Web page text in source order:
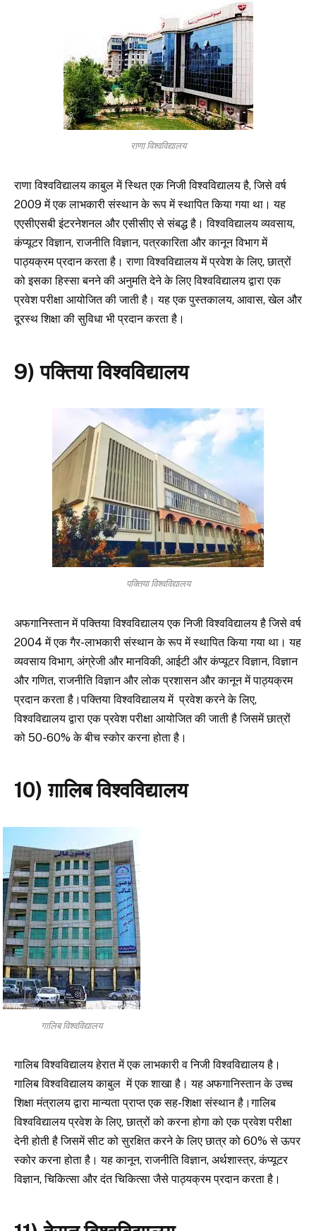
राणा विश्वविद्यालय
राणा विश्वविद्यालय काबुल में स्थित एक निजी विश्वविद्यालय है, जिसे वर्ष
2009 में एक लाभकारी संस्थान के रूप में स्थापित किया गया था। यह
एएसीएसबी इंटरनेशनल और एसीसीए से संबद्ध है। विश्वविद्यालय व्यवसाय,
कंप्यूटर विज्ञान, राजनीति विज्ञान, पत्रकारिता और कानून विभाग में
पाठ्यक्रम प्रदान करता है। राणा विश्वविद्यालय में प्रवेश के लिए, छात्रों
को इसका हिस्सा बनने की अनुमति देने के लिए विश्वविद्यालय द्वारा एक
प्रवेश परीक्षा आयोजित की जाती है। यह एक पुस्तकालय, आवास, खेल और
दूरस्थ शिक्षा की सुविधा भी प्रदान करता है।
9) पक्तिया विश्वविद्यालय
पक्तिया विश्वविद्यालय
अफगानिस्तान में पक्तिया विश्वविद्यालय एक निजी विश्वविद्यालय है जिसे वर्ष
2004 में एक गैर-लाभकारी संस्थान के रूप में स्थापित किया गया था। यह
व्यवसाय विभाग, अंग्रेजी और मानविकी, आईटी और कंप्यूटर विज्ञान, विज्ञान
और गणित, राजनीति विज्ञान और लोक प्रशासन और कानून में पाठ्यक्रम
प्रदान करता है।पक्तिया विश्वविद्यालय में प्रवेश करने के लिए,
विश्वविद्यालय द्वारा एक प्रवेश परीक्षा आयोजित की जाती है जिसमें छात्रों
को 50-60% के बीच स्कोर करना होता है।
10) ग़ालिब विश्वविद्यालय
गालिब विश्वविद्यालय
गालिब विश्वविद्यालय हेरात में एक लाभकारी व निजी विश्वविद्यालय है।
गालिब विश्वविद्यालय काबुल में एक शाखा है। यह अफगानिस्तान के उच्च
शिक्षा मंत्रालय द्वारा मान्यता प्राप्त एक सह-शिक्षा संस्थान है।गालिब
विश्वविद्यालय प्रवेश के लिए, छात्रों को करना होगा को एक प्रवेश परीक्षा
देनी होती है जिसमें सीट को सुरक्षित करने के लिए छात्र को 60% से ऊपर
स्कोर करना होता है। यह कानून, राजनीति विज्ञान, अर्थशास्त्र, कंप्यूटर
विज्ञान, चिकित्सा और दंत चिकित्सा जैसे पाठ्यक्रम प्रदान करता है।